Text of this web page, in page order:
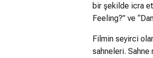
bir şekilde icra
Feeling?” ve
Filmin seyirci
sahneleri.